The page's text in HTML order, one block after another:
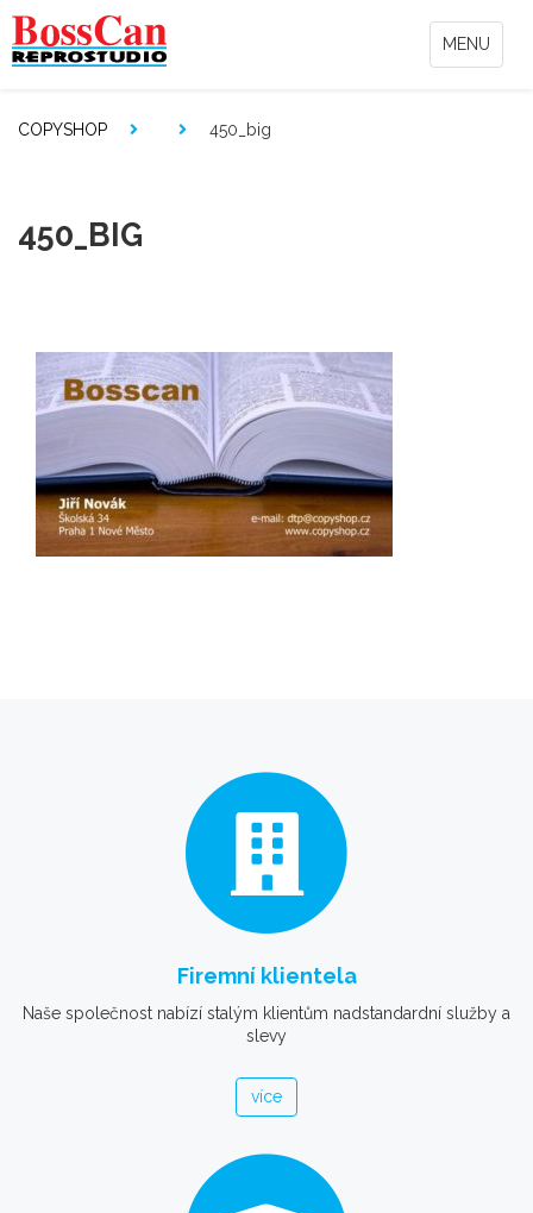
MENU
COPYSHOP 450_big
450_BIG
Firemní klientela
Naše společnost nabízí stalým klientům nadstandardní služby a
slevy
více